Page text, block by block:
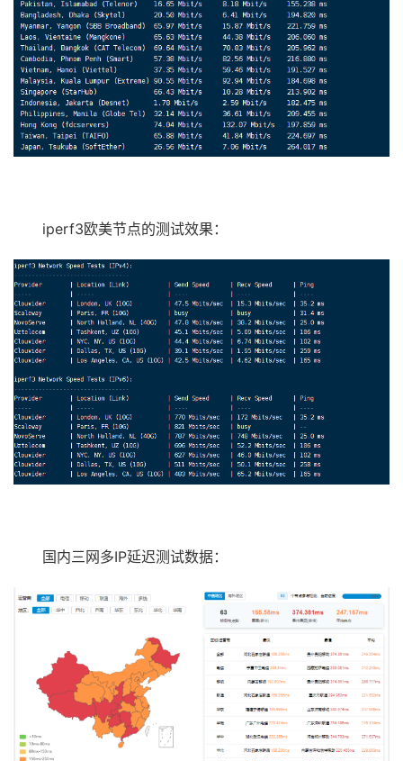
iperf3欧美节点的测试效果：
国内三网多IP延迟测试数据：